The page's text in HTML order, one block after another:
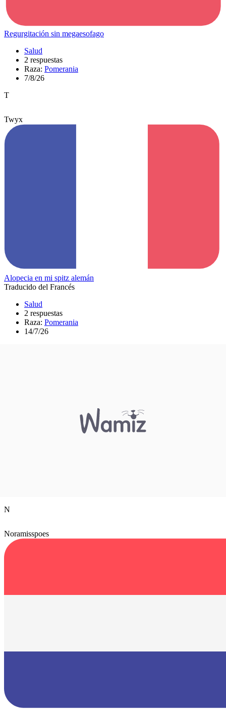
Regurgitación sin megaesofago
Salud
2 respuestas
Raza: Pomerania
7/8/26
T
Twyx
Alopecia en mi spitz alemán
Traducido del Francés
Salud
2 respuestas
Raza: Pomerania
14/7/26
N
Noramisspoes